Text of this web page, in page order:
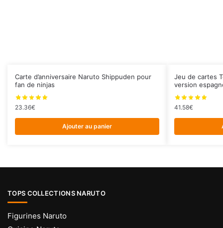
Carte d’anniversaire Naruto Shippuden pour
fan de ninjas
23.36€
Ajouter au panier
Jeu de cartes
version
41.58€
TOPS COLLECTIONS NARUTO
Figurines Naruto